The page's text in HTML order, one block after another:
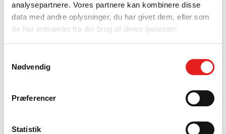
analysepartnere. Vores partnere kan kombinere disse
data med andre oplysninger, du har givet dem, eller som
de har indsamlet fra din brug af deres tjenester.
Nødvendig
Præferencer
Statistik